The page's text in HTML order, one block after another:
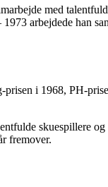
med
arbejdede han
i 1968, PH-
skuespillere
fremover.